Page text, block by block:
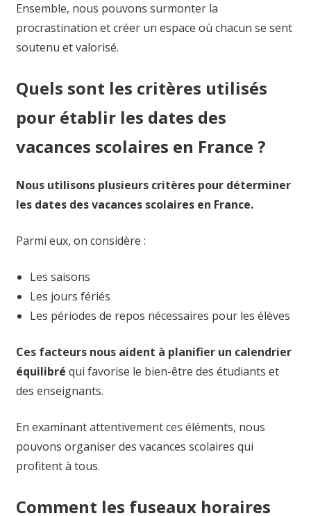
Ensemble, nous pouvons surmonter la
procrastination et créer un espace où chacun se sent
soutenu et valorisé.
Quels sont les critères utilisés
pour établir les dates des
vacances scolaires en France ?
Nous utilisons plusieurs critères pour déterminer
les dates des vacances scolaires en France.
Parmi eux, on considère :
Les saisons
Les jours fériés
Les périodes de repos nécessaires pour les élèves
Ces facteurs nous aident à planifier un calendrier
équilibré qui favorise le bien-être des étudiants et
des enseignants.
En examinant attentivement ces éléments, nous
pouvons organiser des vacances scolaires qui
profitent à tous.
Comment les fuseaux horaires